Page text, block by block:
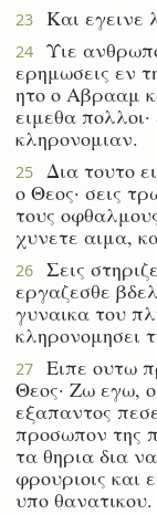
23 Και εγεινε
24
Υιε
ερημωσεις εν
ητο ο Αβρααμ
ειμεθα
κληρονομιαν.
25
Δια τουτο
ο Θεος· σεις
τους
χυνετε αιμα,
26
Σεις
εργαζεσθε
γυναικα του
κληρονομησει
27
Ειπε ουτω
Θεος· Ζω εγω,
εξαπαντος
προσωπον της
τα θηρια δια
φρουριοις και
υπο θανατικου.